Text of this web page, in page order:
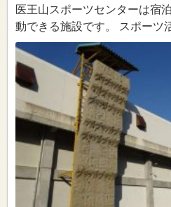
医王山スポーツセンターは宿
動できる施設です。 スポーツ
ューなどを自然の中で楽しめ
家族や友人とのレクリエーシ
ください。